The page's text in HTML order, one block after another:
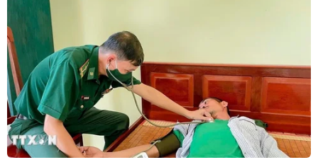
Doanh thu Người Nhện tăng nhanh
tại phòng vé Việt
03/08/2026 07:17
Phim huyền sử "Hộ linh tráng sỹ"
được chiếu ở định dạng IMAX
31/07/2026 02:47